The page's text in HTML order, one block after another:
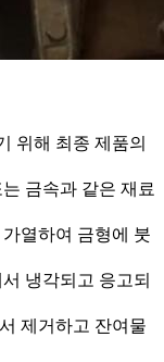
위해 최종 제품의
금속과 같은 재료
열하여 금형에 붓
냉각되고 응고되
제거하고 잔여물